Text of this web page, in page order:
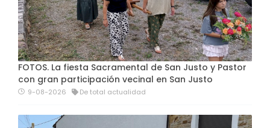
FOTOS. La fiesta Sacramental de San Justo y Pastor
con gran participación vecinal en San Justo
9-08-2026 De total actualidad